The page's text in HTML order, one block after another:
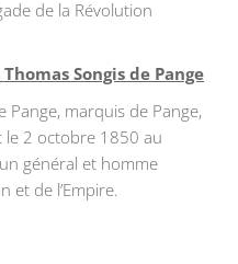
de la Révolution
Songis de Pange
Pange, marquis de Pange,
le 2 octobre 1850 au
général et homme
et de l’Empire.